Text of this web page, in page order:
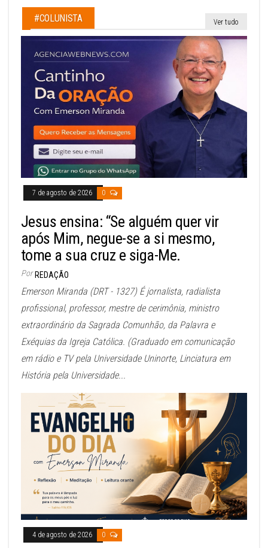
#COLUNISTA Ver tudo
7 de agosto de 2026 0
Jesus ensina: “Se alguém quer vir
após Mim, negue-se a si mesmo,
tome a sua cruz e siga-Me.
Por REDAÇÃO
Emerson Miranda (DRT - 1327) É jornalista, radialista
profissional, professor, mestre de cerimônia, ministro
extraordinário da Sagrada Comunhão, da Palavra e
Exéquias da Igreja Católica. (Graduado em comunicação
em rádio e TV pela Universidade Uninorte, Linciatura em
História pela Universidade...
4 de agosto de 2026 0